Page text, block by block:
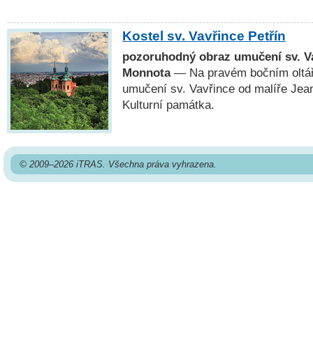
Kostel sv. Vavřince Petřín
pozoruhodný obraz umučení sv.
Monnota— Na pravém bočním
umučení sv. Vavřince od malíře
Kulturní památka.
© 2009–2026 iTRAS. Všechna práva vyhrazena.